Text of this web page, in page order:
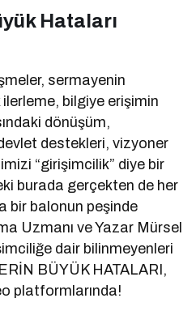
Hataları
sermayenin
bilgiye erişimin
dönüşüm,
destekleri, vizyoner
“girişimcilik” diye bir
burada gerçekten de her
bir balonun peşinde
Uzmanı ve Yazar Mürsel
dair bilinmeyenleri
BÜYÜK HATALARI,
platformlarında!